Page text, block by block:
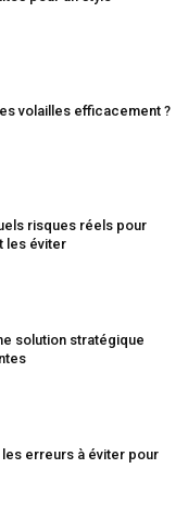
volailles efficacement ?
risques réels pour
les éviter
solution stratégique
erreurs à éviter pour